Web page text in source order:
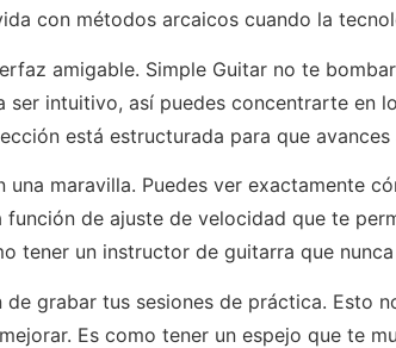
con métodos arcaicos cuando la
amigable. Simple Guitar no te
ser intuitivo, así puedes concentrarte
está estructurada para que
una maravilla. Puedes ver exactamente
función de ajuste de velocidad que te
tener un instructor de guitarra que
grabar tus sesiones de práctica. Esto
Es como tener un espejo que te